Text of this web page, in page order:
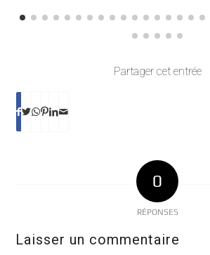
Partager cet entrée
0
RÉPONSES
Laisser un commentaire